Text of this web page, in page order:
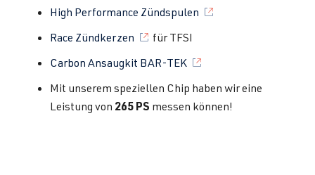
High Performance Zündspulen
Race Zündkerzen
für TFSI
Carbon Ansaugkit BAR-TEK
Mit unserem speziellen Chip haben wir eine
Leistung von 265 PS messen können!